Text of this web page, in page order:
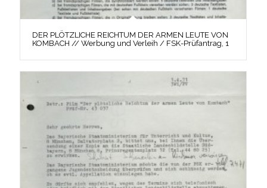
DER PLÖTZLICHE REICHTUM DER ARMEN LEUTE VON
KOMBACH // Werbung und Verleih / FSK-Prüfantrag, 1